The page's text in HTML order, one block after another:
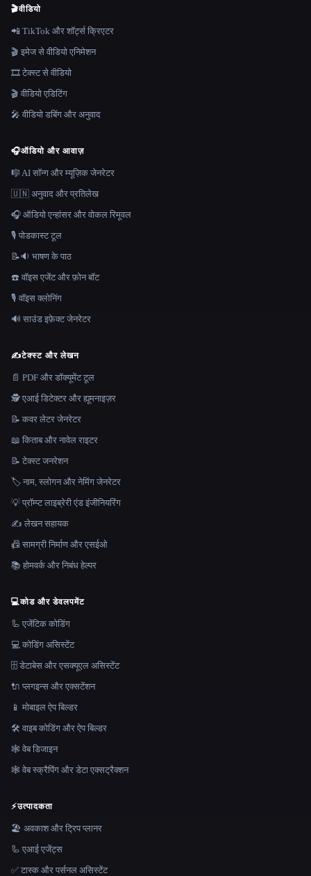
🎬वीडियो
📲 TikTok और शॉर्ट्स क्रिएटर
🎬 इमेज से वीडियो एनिमेशन
🎞️ टेक्स्ट से वीडियो
🎬 वीडियो एडिटिंग
🎤 वीडियो डबिंग और अनुवाद
🎧ऑडियो और आवाज़
🎼 AI सॉन्ग और म्यूज़िक जेनरेटर
🇺🇳 अनुवाद और प्रतिलेख
🎧 ऑडियो एन्हांसर और वोकल रिमूवल
🎙️ पोडकास्ट टूल
📝🔉 भाषण के पाठ
☎️ वॉइस एजेंट और फ़ोन बॉट
🎙️ वॉइस क्लोनिंग
🔊 साउंड इफ़ेक्ट जेनरेटर
✍️टेक्स्ट और लेखन
📄 PDF और डॉक्यूमेंट टूल
🕵️ एआई डिटेक्टर और ह्यूमनाइज़र
📝 कवर लेटर जेनरेटर
📖 किताब और नावेल राइटर
📝 टेक्स्ट जनरेशन
🏷️ नाम, स्लोगन और नेमिंग जेनरेटर
💡 प्रॉम्प्ट लाइब्रेरी एंड इंजीनियरिंग
✍️ लेखन सहायक
📠 सामग्री निर्माण और एसईओ
📚 होमवर्क और निबंध हेल्पर
💻कोड और डेवलपमेंट
🦾 एजेंटिक कोडिंग
💻 कोडिंग असिस्टेंट
🗄️ डेटाबेस और एसक्यूएल असिस्टेंट
🔌 प्लगइन्स और एक्सटेंशन
📱 मोबाइल ऐप बिल्डर
🛠️ वाइब कोडिंग और ऐप बिल्डर
🕸 वेब डिजाइन
🕸️ वेब स्क्रैपिंग और डेटा एक्सट्रैक्शन
⚡उत्पादकता
🏖 अवकाश और ट्रिप प्लानर
🦾 एआई एजेंट्स
✅ टास्क और पर्सनल असिस्टेंट